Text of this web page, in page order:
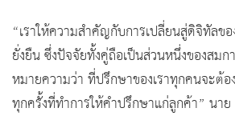
“เราให้ความสำคัญกับการเปลี่ยนสู่ดิจิทัลข
ยั่งยืน ซึ่งปัจจัยทั้งคู่ถือเป็นส่วนหนึ่งของสม
หมายความว่า ที่ปรึกษาของเราทุกคนจะต้อ
ทุกครั้งที่ทำการให้คำปรึกษาแก่ลูกค้า” นาย